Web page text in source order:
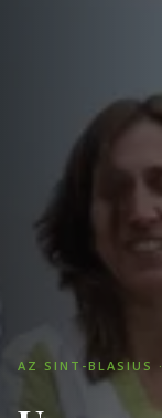
AZ SINT-BLASIUS